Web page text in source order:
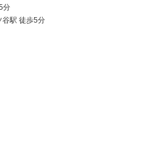
分
谷駅 徒歩5分